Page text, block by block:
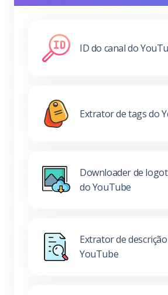
ID do canal do
Extrator de tags do
Downloader de
do YouTube
Extrator de
YouTube